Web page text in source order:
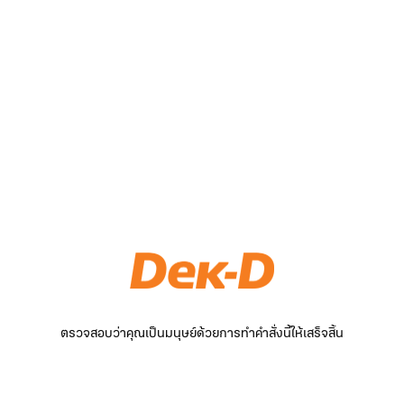
ตรวจสอบว่าคุณเป็นมนุษย์ด้วยการทำคำสั่งนี้ให้เสร็จสิ้น